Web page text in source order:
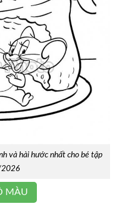
và hài hước nhất cho bé tập
MÀU